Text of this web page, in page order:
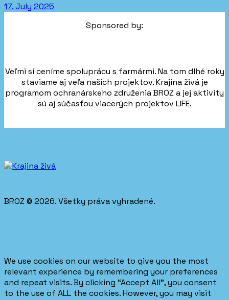
17. July 2025
Sponsored by:
Veľmi si ceníme spoluprácu s farmármi. Na tom dlhé roky
staviame aj veľa našich projektov. Krajina živá je
programom ochranárskeho združenia BROZ a jej aktivity
sú aj súčasťou viacerých projektov LIFE.
BROZ © 2026. Všetky práva vyhradené.
We use cookies on our website to give you the most
relevant experience by remembering your preferences
and repeat visits. By clicking “Accept All”, you consent
to the use of ALL the cookies. However, you may visit